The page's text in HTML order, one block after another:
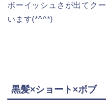
ボーイッシュさが出てク
います(*^^*)
黒髪×ショート×ボブ